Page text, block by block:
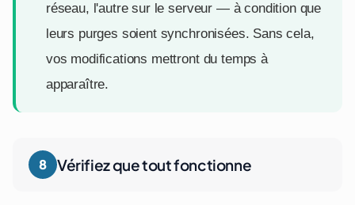
réseau, l'autre sur le serveur — à condition que
leurs purges soient synchronisées. Sans cela,
vos modifications mettront du temps à
apparaître.
Vérifiez que tout fonctionne